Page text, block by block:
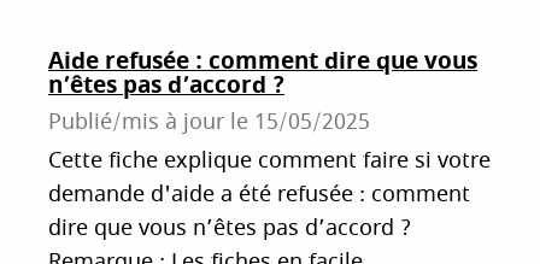
Aide refusée : comment dire que vous
n’êtes pas d’accord ?
Publié/mis à jour le 15/05/2025
Cette fiche explique comment faire si votre
demande d'aide a été refusée : comment
dire que vous n’êtes pas d’accord ?